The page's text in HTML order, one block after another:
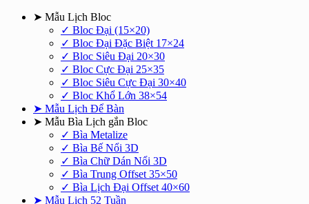
➤ Mẫu Lịch Bloc
✓ Bloc Đại (15×20)
✓ Bloc Đại Đặc Biệt 17×24
✓ Bloc Siêu Đại 20×30
✓ Bloc Cực Đại 25×35
✓ Bloc Siêu Cực Đại 30×40
✓ Bloc Khổ Lớn 38×54
➤ Mẫu Lịch Để Bàn
➤ Mẫu Bìa Lịch gắn Bloc
✓ Bìa Metalize
✓ Bìa Bế Nổi 3D
✓ Bìa Chữ Dán Nổi 3D
✓ Bìa Trung Offset 35×50
✓ Bìa Lịch Đại Offset 40×60
➤ Mẫu Lịch 52 Tuần